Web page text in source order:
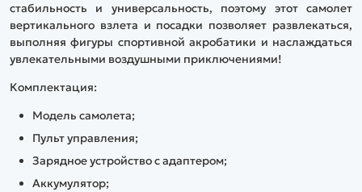
стабильность и универсальность, поэтому этот самолет
вертикального взлета и посадки позволяет развлекаться,
выполняя фигуры спортивной акробатики и наслаждаться
увлекательными воздушными приключениями!
Комплектация:
Модель самолета;
Пульт управления;
Зарядное устройство с адаптером;
Аккумулятор;